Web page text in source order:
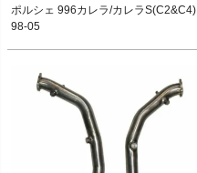
ポルシェ 996カレラ/カレラS(C2&C4)
98-05